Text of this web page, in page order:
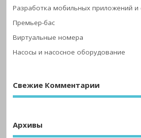
Разработка мобильных приложений и
Премьер-бас
Виртуальные номера
Насосы и насосное оборудование
Свежие Комментарии
Архивы